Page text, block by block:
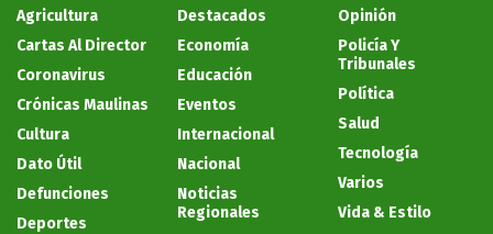
Agricultura
Cartas Al Director
Coronavirus
Crónicas Maulinas
Cultura
Dato Útil
Defunciones
Deportes
Destacados
Economía
Educación
Eventos
Internacional
Nacional
Noticias
Regionales
Opinión
Policía Y
Tribunales
Política
Salud
Tecnología
Varios
Vida & Estilo